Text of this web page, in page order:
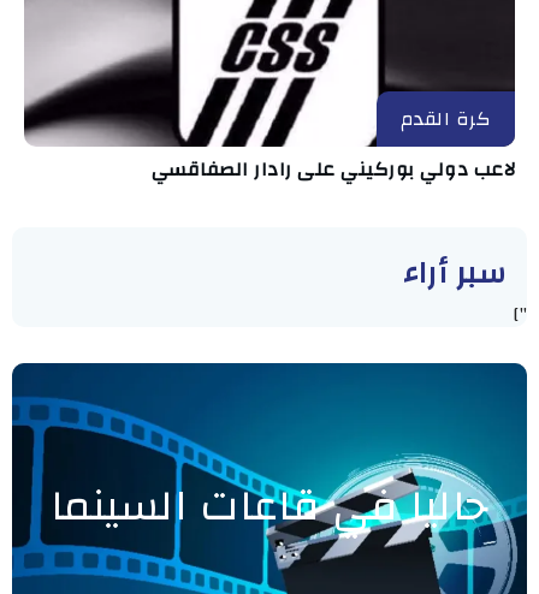
كرة القدم
لاعب دولي بوركيني على رادار الصفاقسي
سبر أراء
"]
حاليا في قاعات السينما